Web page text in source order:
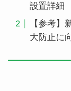
設置詳細
【参考】
大防止に